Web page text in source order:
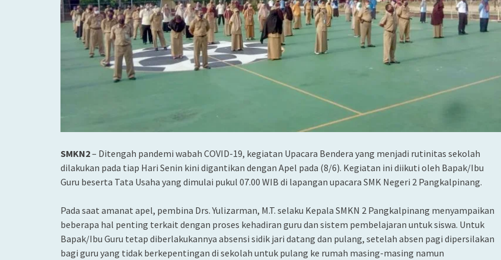
SMKN2– Ditengah pandemi wabah COVID-19, kegiatan Upacara Bendera yang menjadi rutinitas sekolah
dilakukan pada tiap Hari Senin kini digantikan dengan Apel pada (8/6). Kegiatan ini diikuti oleh Bapak/Ibu
Guru beserta Tata Usaha yang dimulai pukul 07.00 WIB di lapangan upacara SMK Negeri 2 Pangkalpinang.
Pada saat amanat apel, pembina Drs. Yulizarman, M.T. selaku Kepala SMKN 2 Pangkalpinang menyampaikan
beberapa hal penting terkait dengan proses kehadiran guru dan sistem pembelajaran untuk siswa. Untuk
Bapak/Ibu Guru tetap diberlakukannya absensi sidik jari datang dan pulang, setelah absen pagi dipersilakan
bagi guru yang tidak berkepentingan di sekolah untuk pulang ke rumah masing-masing namun